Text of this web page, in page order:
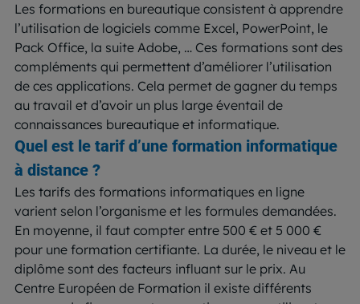
Les formations en bureautique consistent à apprendre
l’utilisation de logiciels comme Excel, PowerPoint, le
Pack Office, la suite Adobe, … Ces formations sont des
compléments qui permettent d’améliorer l’utilisation
de ces applications. Cela permet de gagner du temps
au travail et d’avoir un plus large éventail de
connaissances bureautique et informatique.
Quel est le tarif d’une formation informatique
à distance ?
Les tarifs des formations informatiques en ligne
varient selon l’organisme et les formules demandées.
En moyenne, il faut compter entre 500 € et 5 000 €
pour une formation certifiante. La durée, le niveau et le
diplôme sont des facteurs influant sur le prix. Au
Centre Européen de Formation il existe différents